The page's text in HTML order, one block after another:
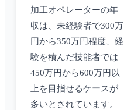
加工オペレーターの年
収は、未経験者で300万
円から350万円程度、経
験を積んだ技能者では
450万円から600万円以
上を目指せるケースが
多いとされています。